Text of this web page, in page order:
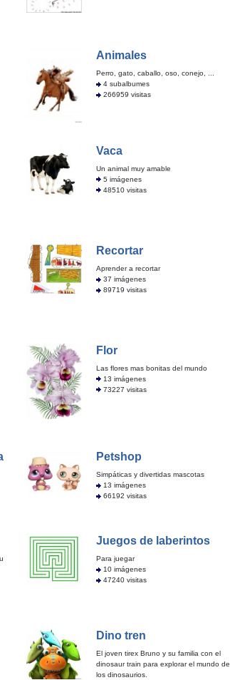
Animales
Perro, gato, caballo, oso, conejo, ...
4 subalbumes
266959 visitas
Vaca
Un animal muy amable
5 imágenes
48510 visitas
Recortar
Aprender a recortar
37 imágenes
89719 visitas
Flor
Las flores mas bonitas del mundo
13 imágenes
73227 visitas
Petshop
Simpáticas y divertidas mascotas
13 imágenes
66192 visitas
Juegos de laberintos
Para juegar
10 imágenes
47240 visitas
Dino tren
El joven tirex Bruno y su familia con el
dinosaur train para explorar el mundo de
los dinosaurios.